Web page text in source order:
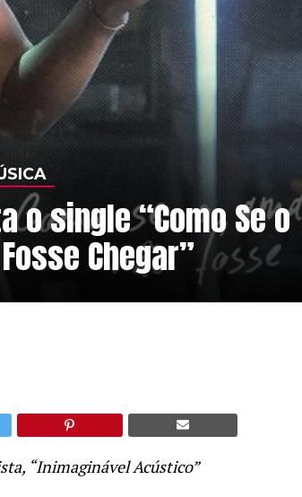
o single “Como Se o
Chegar”
“Inimaginável Acústico”